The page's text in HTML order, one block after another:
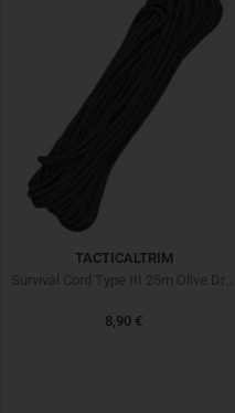
TACTICALTRIM
Survival Cord Type III 25m Olive Drab
8,90 €